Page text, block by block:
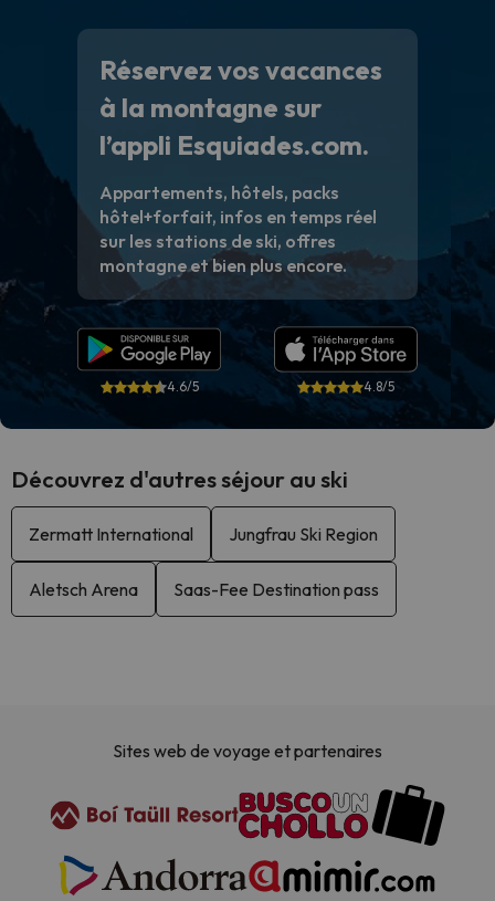
Réservez vos vacances
à la montagne sur
l’appli Esquiades.com.
Appartements, hôtels, packs
hôtel+forfait, infos en temps réel
sur les stations de ski, offres
montagne et bien plus encore.
4.6/5 4.8/5
Découvrez d'autres séjour au ski
Zermatt International Jungfrau Ski Region
Aletsch Arena Saas-Fee Destination pass
Sites web de voyage et partenaires